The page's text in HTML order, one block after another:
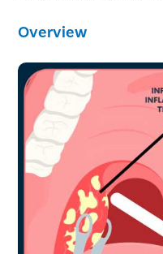
Overview